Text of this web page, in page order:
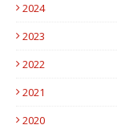
2024
2023
2022
2021
2020